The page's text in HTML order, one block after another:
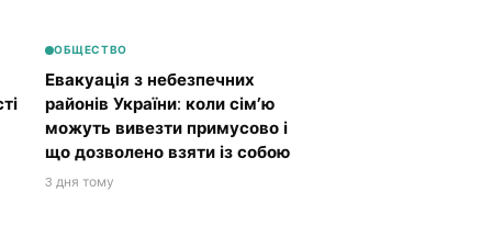
ОБЩЕСТВО
Евакуація з небезпечних
районів України: коли сім’ю
можуть вивезти примусово і
що дозволено взяти із собою
3 дня тому